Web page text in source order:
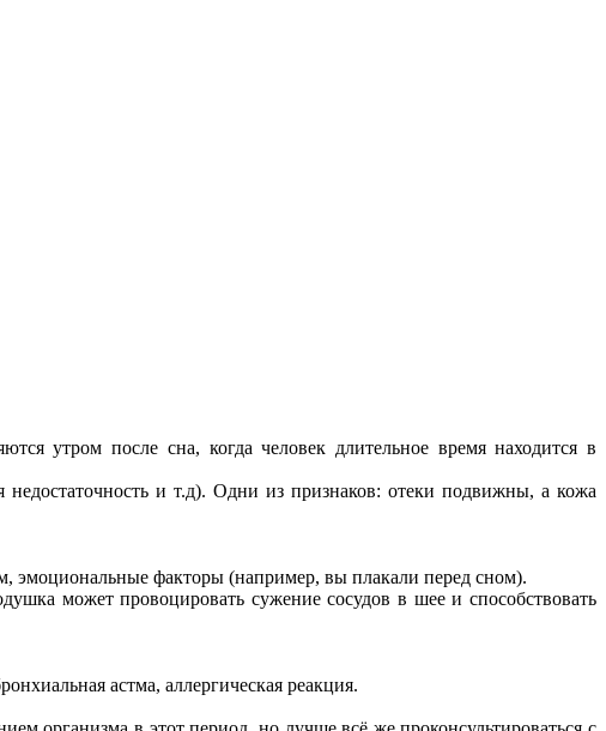
утром после сна, когда человек длительное время находится в
и т.д). Одни из признаков: отеки подвижны, а кожа
эмоциональные факторы (например, вы плакали перед сном).
может провоцировать сужение сосудов в шее и способствовать
астма, аллергическая реакция.